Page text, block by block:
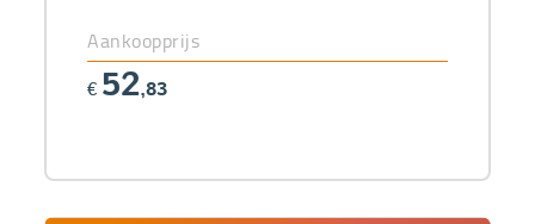
Aankoopprijs
€ 52,83